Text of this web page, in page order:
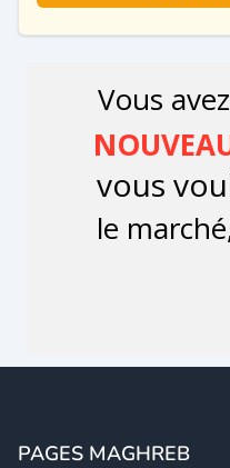
PAGES MAGHREB